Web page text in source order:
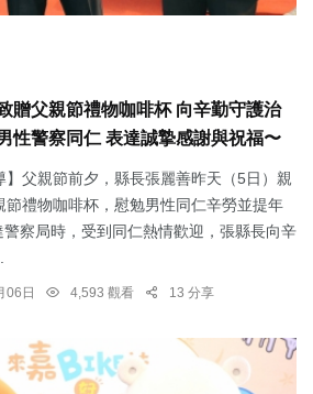
贈父親節禮物咖啡杯 向辛勤守護治
性警察同仁 表達誠摯感謝與祝福〜
】父親節前夕，縣長張麗善昨天（5日）親
節禮物咖啡杯，慰勉男性同仁辛勞並提年
察局時，受到同仁熱情歡迎，張縣長向辛
06日 4,593 觀看 13 分享